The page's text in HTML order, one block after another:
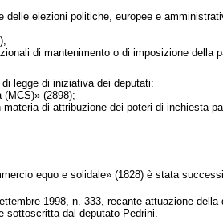
elezioni politiche, europee e
di mantenimento o di imposizione della
legge di iniziativa dei deputati:
(2898);
di attribuzione dei poteri di inchiesta
equo e solidale» (1828) è stata
1998, n. 333, recante attuazione
dal deputato Pedrini.